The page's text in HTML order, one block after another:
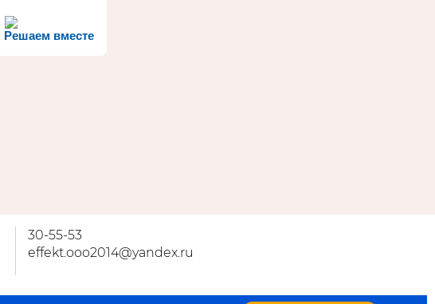
Решаем вместе
30-55-53
effekt.ooo2014@yandex.ru